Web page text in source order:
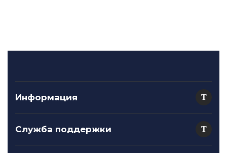
Информация
Служба поддержки